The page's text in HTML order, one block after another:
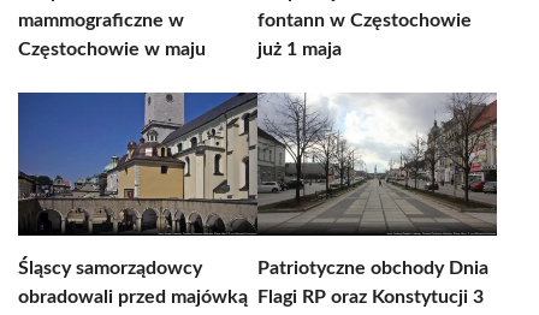
mammograficzne w
Częstochowie w maju
fontann w Częstochowie
już 1 maja
Śląscy samorządowcy
obradowali przed majówką
Patriotyczne obchody Dnia
Flagi RP oraz Konstytucji 3